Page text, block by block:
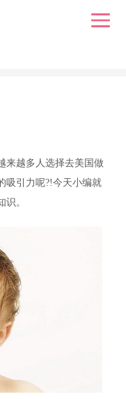
来越多人选择去美国做
吸引力呢?!今天小编就
。